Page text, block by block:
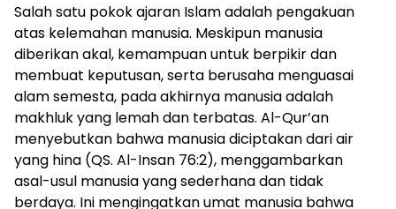
Salah satu pokok ajaran Islam adalah pengakuan
atas kelemahan manusia. Meskipun manusia
diberikan akal, kemampuan untuk berpikir dan
membuat keputusan, serta berusaha menguasai
alam semesta, pada akhirnya manusia adalah
makhluk yang lemah dan terbatas. Al-Qur’an
menyebutkan bahwa manusia diciptakan dari air
yang hina (QS. Al-Insan 76:2), menggambarkan
asal-usul manusia yang sederhana dan tidak
berdaya. Ini mengingatkan umat manusia bahwa